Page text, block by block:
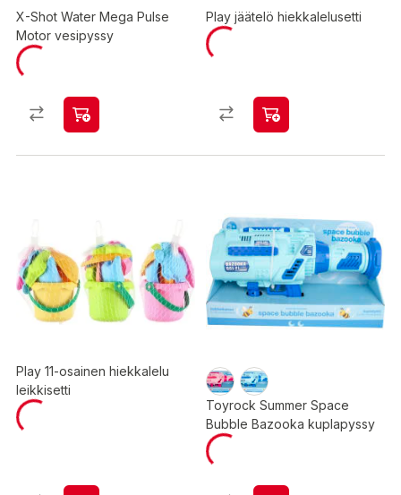
X-Shot Water Mega Pulse
Motor vesipyssy
Play jäätelö hiekkalelusetti
Play 11-osainen hiekkalelu
leikkisetti
Toyrock Summer Space
Bubble Bazooka kuplapyssy